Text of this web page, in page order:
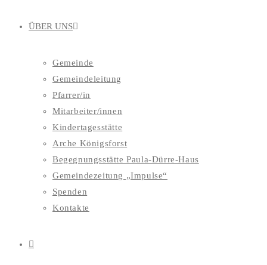
ÜBER UNS
Gemeinde
Gemeindeleitung
Pfarrer/in
Mitarbeiter/innen
Kindertagesstätte
Arche Königsforst
Begegnungsstätte Paula-Dürre-Haus
Gemeindezeitung „Impulse“
Spenden
Kontakte
WEBSITE-